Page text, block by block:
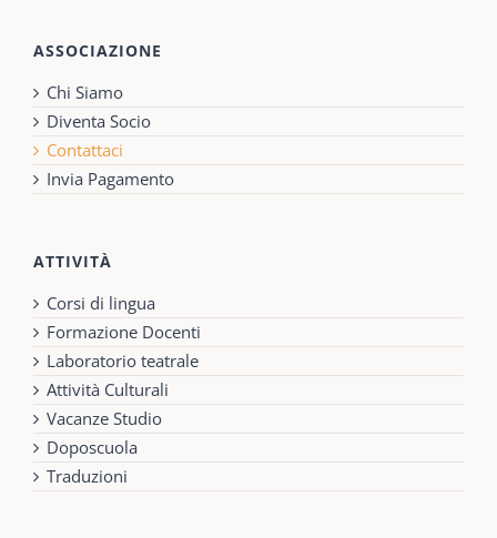
ASSOCIAZIONE
Chi Siamo
Diventa Socio
Contattaci
Invia Pagamento
ATTIVITÀ
Corsi di lingua
Formazione Docenti
Laboratorio teatrale
Attività Culturali
Vacanze Studio
Doposcuola
Traduzioni